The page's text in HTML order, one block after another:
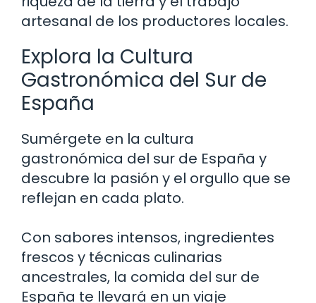
artesanal de los productores locales.
Explora la Cultura
Gastronómica del Sur de
España
Sumérgete en la cultura
gastronómica del sur de España y
descubre la pasión y el orgullo que se
reflejan en cada plato.
Con sabores intensos, ingredientes
frescos y técnicas culinarias
ancestrales, la comida del sur de
España te llevará en un viaje